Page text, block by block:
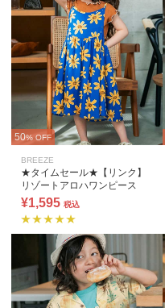
50% OFF
BREEZE
★タイムセール★【リンク】
リゾートアロハワンピース
¥1,595 税込